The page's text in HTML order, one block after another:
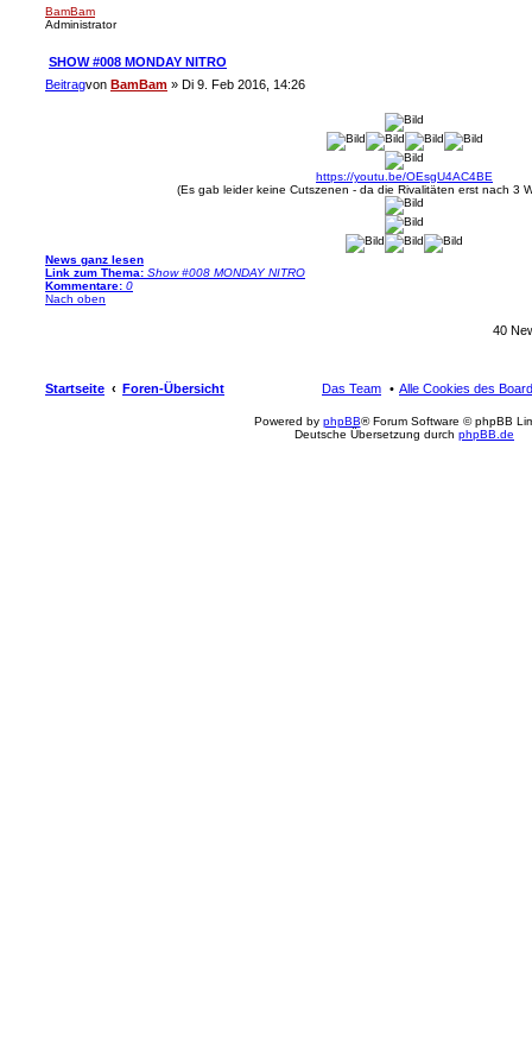
BamBam
Administrator
SHOW #008 MONDAY NITRO
Beitragvon BamBam » Di 9. Feb 2016, 14:26
https://youtu.be/OEsgU4AC4BE
(Es gab leider keine Cutszenen - da die Rivalitäten erst nach 3
News ganz lesen
Link zum Thema: Show #008 MONDAY NITRO
Kommentare: 0
Nach oben
40
Startseite Foren-Übersicht Alle Cookies des
Das Team
Powered by phpBB® Forum Software © phpBB
Deutsche Übersetzung durch phpBB.de